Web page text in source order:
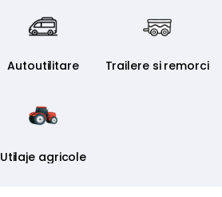
Autoutilitare Trailere si remorci
Utilaje agricole